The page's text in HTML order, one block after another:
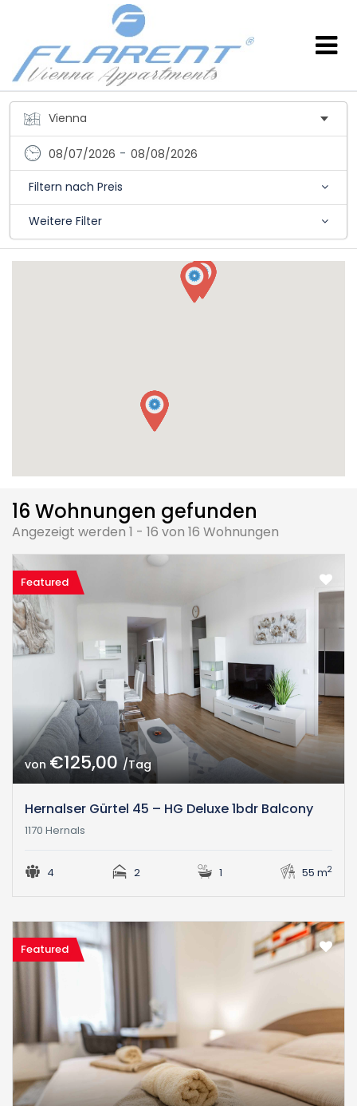
08/07/2026 - 08/08/2026
Filtern nach Preis
Weitere Filter
16 Wohnungen gefunden
Angezeigt werden 1 - 16 von 16 Wohnungen
Featured
von €125,00/Tag
Hernalser Gürtel 45 – HG Deluxe 1bdr Balcony
1170 Hernals
4 2 1 55 m2
Featured